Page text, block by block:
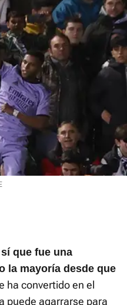
que fue una
la mayoría desde que
ha convertido en el
puede agarrarse para